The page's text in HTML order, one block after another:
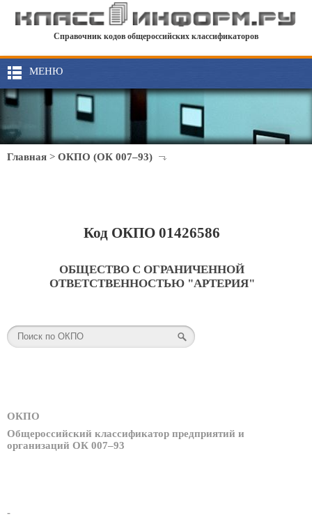
Справочник кодов общероссийских классификаторов
МЕНЮ
Главная > ОКПО (ОК 007–93)
Код ОКПО 01426586
ОБЩЕСТВО С ОГРАНИЧЕННОЙ
ОТВЕТСТВЕННОСТЬЮ "АРТЕРИЯ"
ОКПО
Общероссийский классификатор предприятий и
организаций ОК 007–93
-